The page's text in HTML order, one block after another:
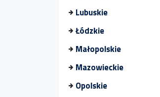
Lubuskie
Łódzkie
Małopolskie
Mazowieckie
Opolskie